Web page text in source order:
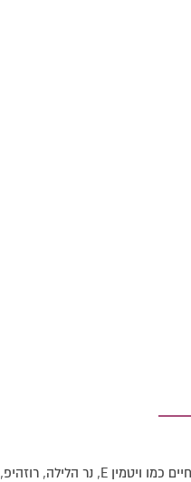
כמו ויטמין E, נר הלילה, רוזהיפ,